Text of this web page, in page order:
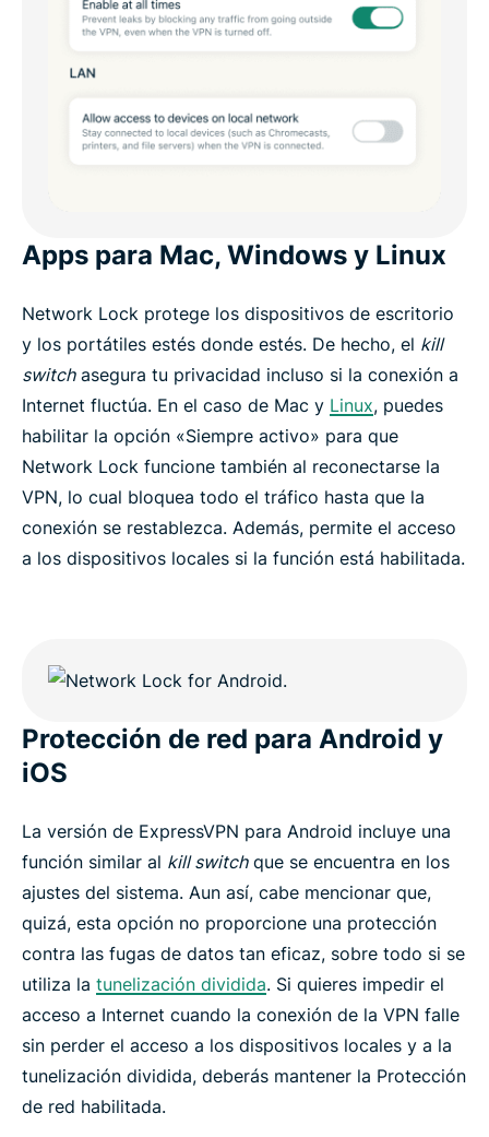
Apps para Mac, Windows y Linux
Network Lock protege los dispositivos de escritorio
y los portátiles estés donde estés. De hecho, el kill
switchasegura tu privacidad incluso si la conexión a
Internet fluctúa. En el caso de Mac y Linux, puedes
habilitar la opción «Siempre activo» para que
Network Lock funcione también al reconectarse la
VPN, lo cual bloquea todo el tráfico hasta que la
conexión se restablezca. Además, permite el acceso
a los dispositivos locales si la función está habilitada.
Protección de red para Android y
iOS
La versión de ExpressVPN para Android incluye una
función similar al kill switchque se encuentra en los
ajustes del sistema. Aun así, cabe mencionar que,
quizá, esta opción no proporcione una protección
contra las fugas de datos tan eficaz, sobre todo si se
utiliza la tunelización dividida. Si quieres impedir el
acceso a Internet cuando la conexión de la VPN falle
sin perder el acceso a los dispositivos locales y a la
tunelización dividida, deberás mantener la Protección
de red habilitada.